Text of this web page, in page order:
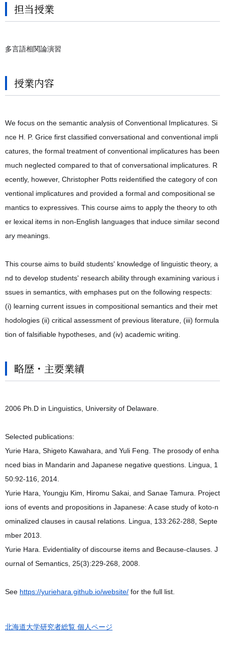
担当授業
多言語相関論演習
授業内容
We focus on the semantic analysis of Conventional Implicatures. Si
nce H. P. Grice first classified conversational and conventional impli
catures, the formal treatment of conventional implicatures has been
much neglected compared to that of conversational implicatures. R
ecently, however, Christopher Potts reidentified the category of con
ventional implicatures and provided a formal and compositional se
mantics to expressives. This course aims to apply the theory to oth
er lexical items in non-English languages that induce similar second
ary meanings.
This course aims to build students' knowledge of linguistic theory, a
nd to develop students' research ability through examining various i
ssues in semantics, with emphases put on the following respects:
(i) learning current issues in compositional semantics and their met
hodologies (ii) critical assessment of previous literature, (iii) formula
tion of falsifiable hypotheses, and (iv) academic writing.
略歴・主要業績
2006 Ph.D in Linguistics, University of Delaware.
Selected publications:
Yurie Hara, Shigeto Kawahara, and Yuli Feng. The prosody of enha
nced bias in Mandarin and Japanese negative questions. Lingua, 1
50:92-116, 2014.
Yurie Hara, Youngju Kim, Hiromu Sakai, and Sanae Tamura. Project
ions of events and propositions in Japanese: A case study of koto-n
ominalized clauses in causal relations. Lingua, 133:262-288, Septe
mber 2013.
Yurie Hara. Evidentiality of discourse items and Because-clauses. J
ournal of Semantics, 25(3):229-268, 2008.
See https://yuriehara.github.io/website/ for the full list.
北海道大学研究者総覧 個人ページ